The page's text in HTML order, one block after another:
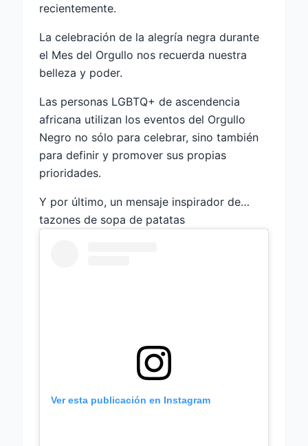
recientemente.
La celebración de la alegría negra durante
el Mes del Orgullo nos recuerda nuestra
belleza y poder.
Las personas LGBTQ+ de ascendencia
africana utilizan los eventos del Orgullo
Negro no sólo para celebrar, sino también
para definir y promover sus propias
prioridades.
Y por último, un mensaje inspirador de…
tazones de sopa de patatas
Ver esta publicación en Instagram